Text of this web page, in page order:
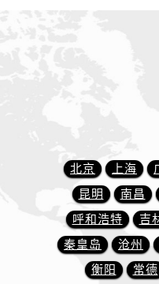
北京 上海
昆明
南昌
呼和浩特
吉
秦皇岛
沧州
衡阳
常德